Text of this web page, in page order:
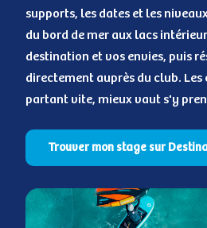
supports, les dates et les
du bord de mer aux lacs
destination et vos envies, puis
directement auprès du club. Les
partant vite, mieux vaut s'y
Trouver mon stage sur